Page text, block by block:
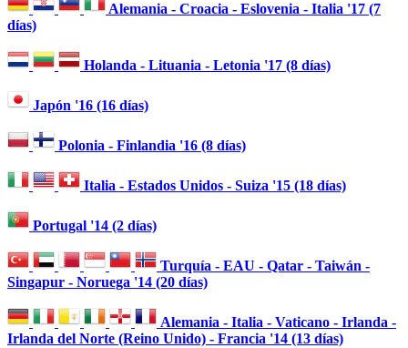
Alemania - Croacia - Eslovenia - Italia '17 (7
días)
Holanda - Lituania - Letonia '17 (8 días)
Japón '16 (16 días)
Polonia - Finlandia '16 (8 días)
Italia - Estados Unidos - Suiza '15 (18 días)
Portugal '14 (2 días)
Turquía - EAU - Qatar - Taiwán -
Singapur - Noruega '14 (20 días)
Alemania - Italia - Vaticano - Irlanda -
Irlanda del Norte (Reino Unido) - Francia '14 (13 días)